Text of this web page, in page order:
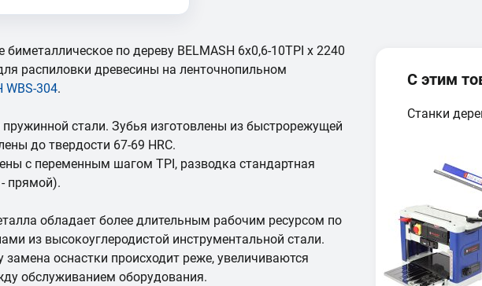
биметаллическое по дереву BELMASH 6x0,6-10TPI x 2240
распиловки древесины на ленточнопильном
WBS-304.
пружинной стали. Зубья изготовлены из быстрорежущей
до твердости 67-69 HRC.
с переменным шагом TPI, разводка стандартная
прямой).
обладает более длительным рабочим ресурсом по
из высокоуглеродистой инструментальной стали.
замена оснастки происходит реже, увеличиваются
обслуживанием оборудования.
С этим
Станки